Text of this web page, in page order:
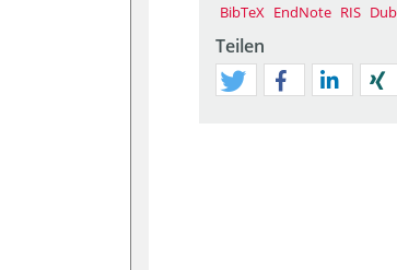
BibTeX EndNote RIS
Teilen